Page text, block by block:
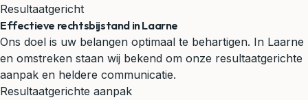
Resultaatgericht
Effectieve rechtsbijstand in Laarne
Ons doel is uw belangen optimaal te behartigen. In Laarne
en omstreken staan wij bekend om onze resultaatgerichte
aanpak en heldere communicatie.
Resultaatgerichte aanpak